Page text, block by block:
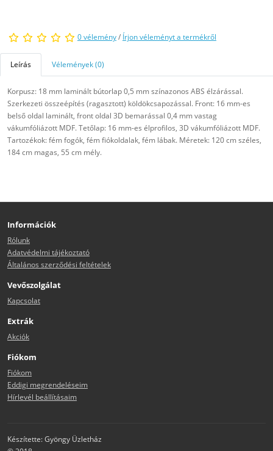
0 vélemény/ Írjon véleményt a termékről
Leírás Vélemények (0)
Korpusz: 18 mm laminált bútorlap 0,5 mm színazonos ABS élzárással.
Szerkezeti összeépítés (ragasztott) köldökcsapozással. Front: 16 mm-es
belső oldal laminált, front oldal 3D bemarással 0,4 mm vastag
vákumfóliázott MDF. Tetőlap: 16 mm-es élprofilos, 3D vákumfóliázott MDF.
Tartozékok: fém fogók, fém fiókoldalak, fém lábak. Méretek: 120 cm széles,
184 cm magas, 55 cm mély.
Információk
Rólunk
Adatvédelmi tájékoztató
Általános szerződési feltételek
Vevőszolgálat
Kapcsolat
Extrák
Akciók
Fiókom
Fiókom
Eddigi megrendeléseim
Hírlevél beállításaim
Készítette: Gyöngy Üzletház